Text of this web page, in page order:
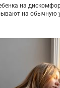
на
на обычную